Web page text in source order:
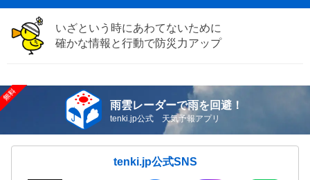
いざという時にあわてないために
確かな情報と行動で防災力アップ
雨雲レーダーで雨を回避！
tenki.jp公式 天気予報アプリ
tenki.jp公式SNS